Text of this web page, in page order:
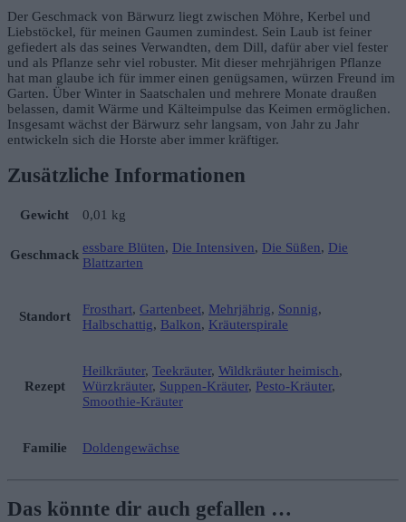
Der Geschmack von Bärwurz liegt zwischen Möhre, Kerbel und
Liebstöckel, für meinen Gaumen zumindest. Sein Laub ist feiner
gefiedert als das seines Verwandten, dem Dill, dafür aber viel fester
und als Pflanze sehr viel robuster. Mit dieser mehrjährigen Pflanze
hat man glaube ich für immer einen genügsamen, würzen Freund im
Garten. Über Winter in Saatschalen und mehrere Monate draußen
belassen, damit Wärme und Kälteimpulse das Keimen ermöglichen.
Insgesamt wächst der Bärwurz sehr langsam, von Jahr zu Jahr
entwickeln sich die Horste aber immer kräftiger.
Zusätzliche Informationen
Gewicht 0,01 kg
Geschmack essbare Blüten, Die Intensiven, Die Süßen, Die
Blattzarten
Standort Frosthart, Gartenbeet, Mehrjährig, Sonnig,
Halbschattig, Balkon, Kräuterspirale
Rezept
Heilkräuter, Teekräuter, Wildkräuter heimisch,
Würzkräuter, Suppen-Kräuter, Pesto-Kräuter,
Smoothie-Kräuter
Familie Doldengewächse
Das könnte dir auch gefallen …